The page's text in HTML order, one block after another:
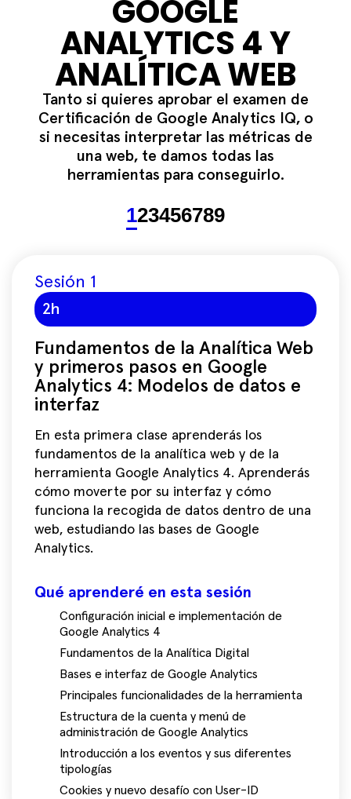
GOOGLE
ANALYTICS 4 Y
ANALÍTICA WEB
Tanto si quieres aprobar el examen de
Certificación de Google Analytics IQ, o
si necesitas interpretar las métricas de
una web, te damos todas las
herramientas para conseguirlo.
123456789
Sesión 1
2h
Fundamentos de la Analítica Web
y primeros pasos en Google
Analytics 4: Modelos de datos e
interfaz
En esta primera clase aprenderás los
fundamentos de la analítica web y de la
herramienta Google Analytics 4. Aprenderás
cómo moverte por su interfaz y cómo
funciona la recogida de datos dentro de una
web, estudiando las bases de Google
Analytics.
Qué aprenderé en esta sesión
Configuración inicial e implementación de
Google Analytics 4
Fundamentos de la Analítica Digital
Bases e interfaz de Google Analytics
Principales funcionalidades de la herramienta
Estructura de la cuenta y menú de
administración de Google Analytics
Introducción a los eventos y sus diferentes
tipologías
Cookies y nuevo desafío con User-ID